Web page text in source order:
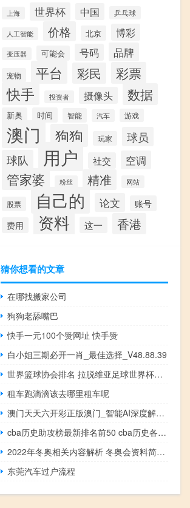
上海 世界杯 中国 乒乓球
人工智能 价格 北京 博彩
变压器 可能会 号码 品牌
宠物 平台 彩民 彩票
快手 投资者 摄像头 数据
新奥 时间 智能 汽车 游戏
澳门 狗狗 玩家
球员
球队
用户 社交 空调
管家婆 粉丝 精准 网站
股票 自己的 论文
账号
费用
资料 这一 香港
猜你想看的文章
在哪找搬家公司
狗狗老舔嘴巴
快手一元100个赞网址 快手赞
白小姐三期必开一肖_最佳选择_V48.88.39
世界篮球协会排名 拉脱维亚足球世界杯排名
租车跑滴滴该去哪里租车呢
澳门天天六开彩正版澳门_智能AI深度解析_文心一言5G.223.64
cba历史助攻榜最新排名前50 cba历史各项排行榜
2022年冬奥相关内容解析 冬奥会资料简介2022年
东莞汽车过户流程